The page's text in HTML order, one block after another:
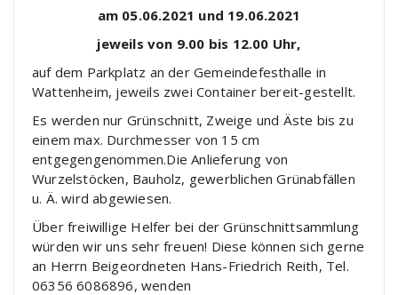
am 05.06.2021 und 19.06.2021
jeweils von 9.00 bis 12.00 Uhr,
auf dem Parkplatz an der Gemeindefesthalle in
Wattenheim, jeweils zwei Container bereit-gestellt.
Es werden nur Grünschnitt, Zweige und Äste bis zu
einem max. Durchmesser von 15 cm
entgegengenommen.Die Anlieferung von
Wurzelstöcken, Bauholz, gewerblichen Grünabfällen
u. Ä. wird abgewiesen.
Über freiwillige Helfer bei der Grünschnittsammlung
würden wir uns sehr freuen! Diese können sich gerne
an Herrn Beigeordneten Hans-Friedrich Reith, Tel.
06356 6086896, wenden